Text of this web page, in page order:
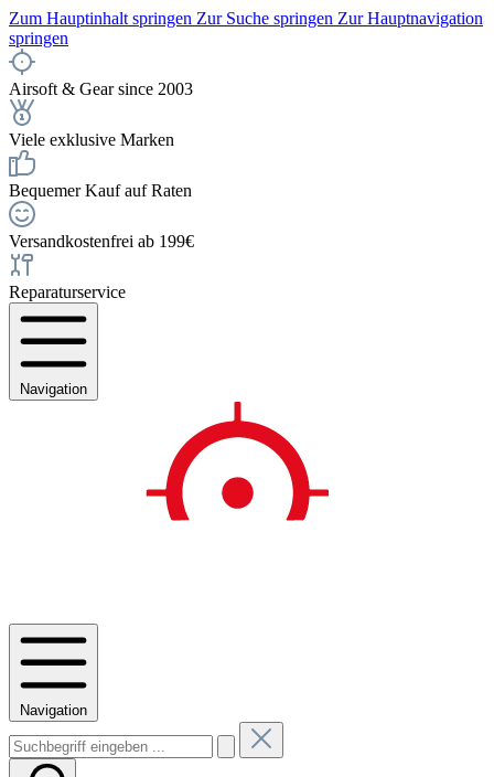
Zum Hauptinhalt springen Zur Suche springen Zur Hauptnavigation
springen
Airsoft & Gear since 2003
Viele exklusive Marken
Bequemer Kauf auf Raten
Versandkostenfrei ab 199€
Reparaturservice
Navigation
Navigation